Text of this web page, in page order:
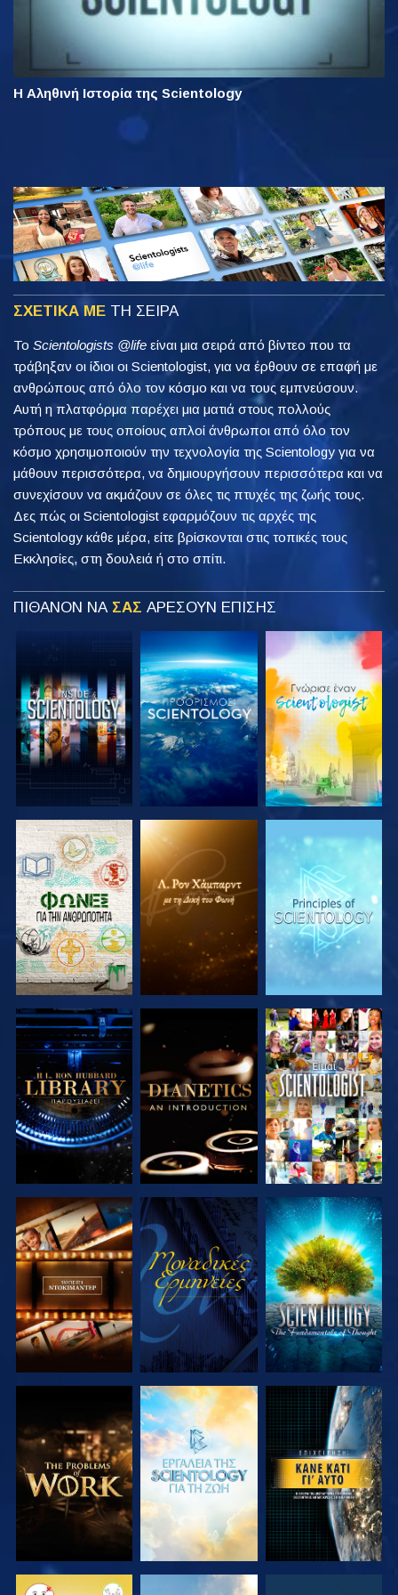
Η Αληθινή Ιστορία της Scientology
ΣΧΕΤΙΚΑ ΜΕ ΤΗ ΣΕΙΡΑ
Το Scientologists @life είναι μια σειρά από βίντεο που τα
τράβηξαν οι ίδιοι οι Scientologist, για να έρθουν σε επαφή με
ανθρώπους από όλο τον κόσμο και να τους εμπνεύσουν.
Αυτή η πλατφόρμα παρέχει μια ματιά στους πολλούς
τρόπους με τους οποίους απλοί άνθρωποι από όλο τον
κόσμο χρησιμοποιούν την τεχνολογία της Scientology για να
μάθουν περισσότερα, να δημιουργήσουν περισσότερα και να
συνεχίσουν να ακμάζουν σε όλες τις πτυχές της ζωής τους.
Δες πώς οι Scientologist εφαρμόζουν τις αρχές της
Scientology κάθε μέρα, είτε βρίσκονται στις τοπικές τους
Εκκλησίες, στη δουλειά ή στο σπίτι.
ΠΙΘΑΝΟΝ ΝΑ ΣΑΣ ΑΡΕΣΟΥΝ ΕΠΙΣΗΣ
ΕΞΕΡΕΥΝΗΣΤΕ
ΤΗ ΣΕΙΡΑ
ΕΞΕΡΕΥΝΗΣΤΕ
ΤΗ ΣΕΙΡΑ
ΕΞΕΡΕΥΝΗΣΤΕ
ΤΗ ΣΕΙΡΑ
ΕΞΕΡΕΥΝΗΣΤΕ
ΤΗ ΣΕΙΡΑ
ΕΞΕΡΕΥΝΗΣΤΕ
ΤΗ ΣΕΙΡΑ
ΠΑΡΑΚΟΛΟΥΘΗΣΤΕ
ΕΞΕΡΕΥΝΗΣΤΕ
ΤΗ ΣΕΙΡΑ
ΠΑΡΑΚΟΛΟΥΘΗΣΤΕ
ΕΞΕΡΕΥΝΗΣΤΕ
ΤΗ ΣΕΙΡΑ
ΕΞΕΡΕΥΝΗΣΤΕ
ΤΗ ΣΕΙΡΑ
ΕΞΕΡΕΥΝΗΣΤΕ
ΤΗ ΣΕΙΡΑ
ΠΑΡΑΚΟΛΟΥΘΗΣΤΕ